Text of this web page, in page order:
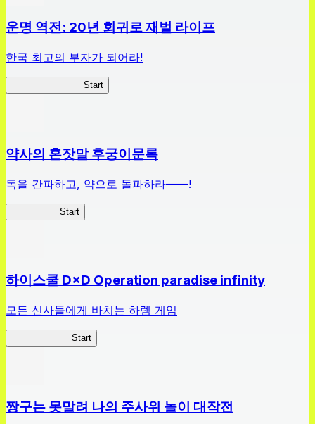
운명 역전: 20년 회귀로 재벌 라이프
한국 최고의 부자가 되어라!
Start
약사의 혼잣말 후궁이문록
독을 간파하고, 약으로 돌파하라——!
Start
하이스쿨 D×D Operation paradise infinity
모든 신사들에게 바치는 하렘 게임
Start
짱구는 못말려 나의 주사위 놀이 대작전